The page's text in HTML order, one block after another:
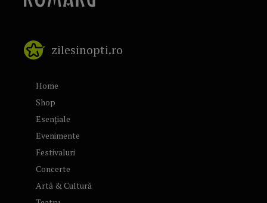
zilesinopti.ro
Home
Shop
Esențiale
Evenimente
Festivaluri
Concerte
Artă & Cultură